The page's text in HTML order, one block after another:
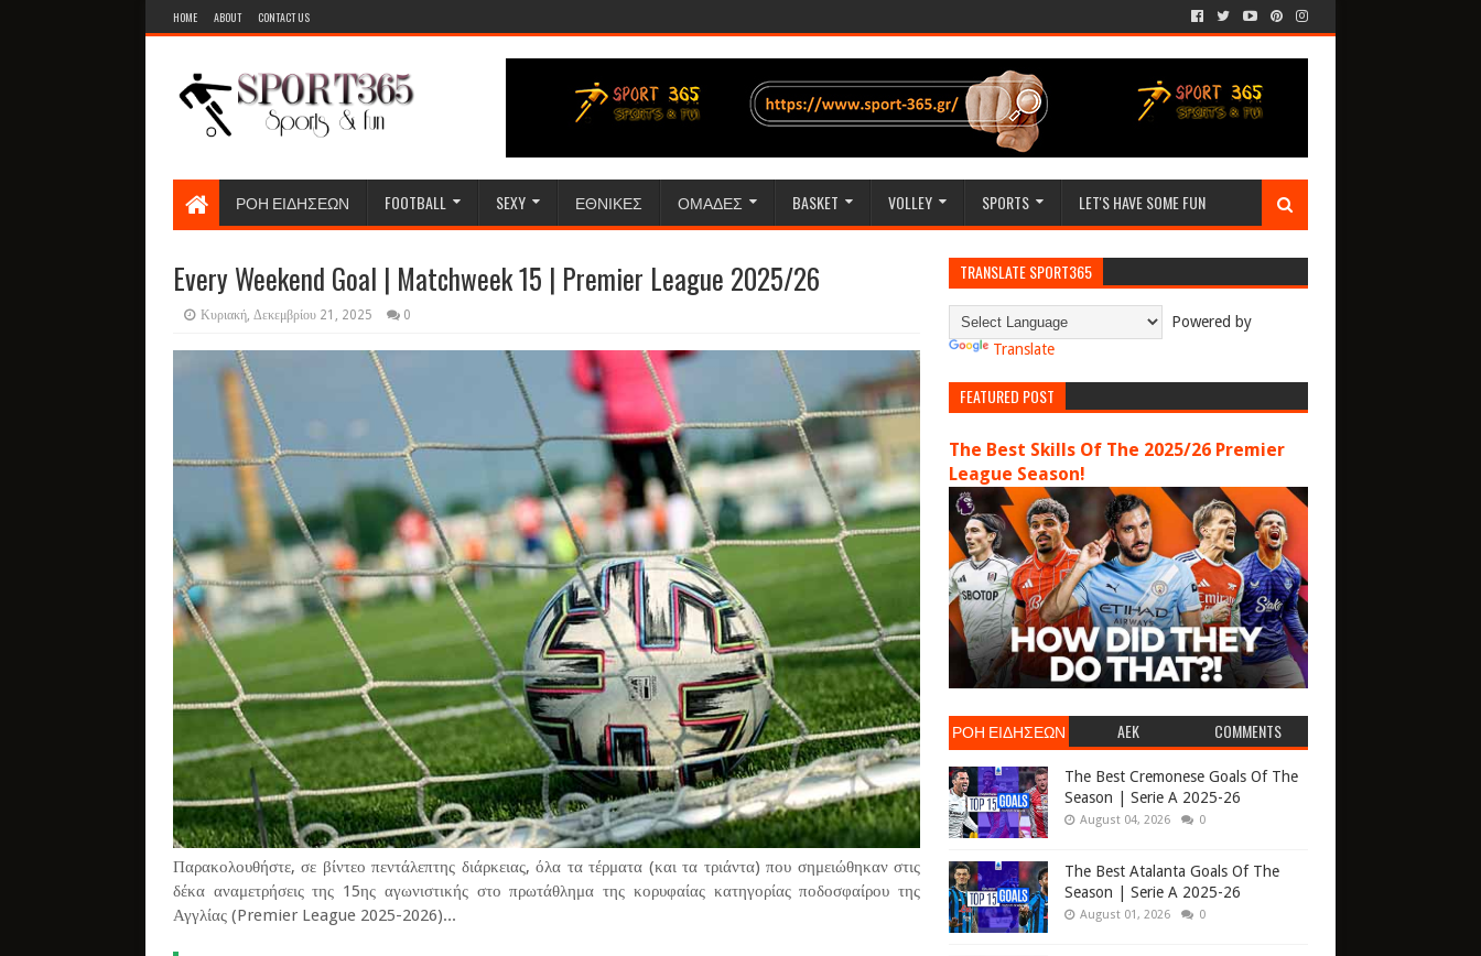
HOME ABOUT CONTACT US
ΡΟΗ ΕΙΔΗΣΕΩΝ FOOTBALL SEXY ΕΘΝΙΚΕΣ ΟΜΑΔΕΣ BASKET VOLLEY SPORTS LET'S HAVE SOME FUN
Every Weekend Goal | Matchweek 15 | Premier League 2025/26
Κυριακή, Δεκεμβρίου 21, 2025 0
Παρακολουθήστε, σε βίντεο πεντάλεπτης διάρκειας, όλα τα τέρματα (και τα τριάντα) που σημειώθηκαν στις
δέκα αναμετρήσεις της 15ης αγωνιστικής στο πρωτάθλημα της κορυφαίας κατηγορίας ποδοσφαίρου της
Αγγλίας (Premier League 2025-2026)...
TRANSLATE SPORT365
Powered by
Translate
FEATURED POST
The Best Skills Of The 2025/26 Premier
League Season!
ΡΟΗ ΕΙΔΗΣΕΩΝ AEK COMMENTS
The Best Cremonese Goals Of The
Season | Serie A 2025-26
August 04, 2026 0
The Best Atalanta Goals Of The
Season | Serie A 2025-26
August 01, 2026 0